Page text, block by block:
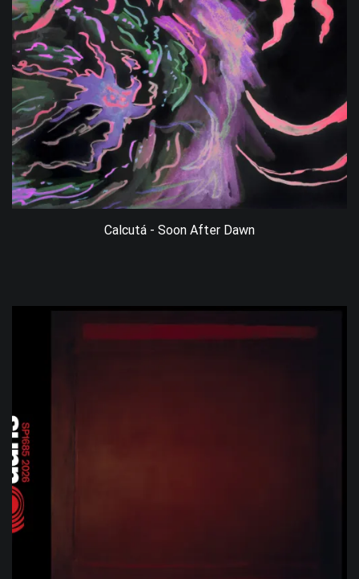
Calcutá - Soon After Dawn